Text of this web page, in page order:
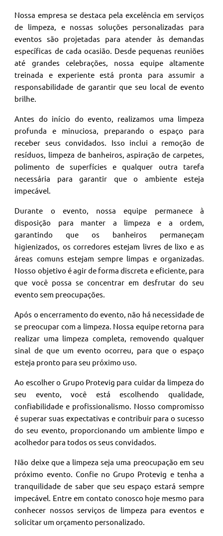
Nossa empresa se destaca pela excelência em serviços
de limpeza, e nossas soluções personalizadas para
eventos são projetadas para atender às demandas
específicas de cada ocasião. Desde pequenas reuniões
até grandes celebrações, nossa equipe altamente
treinada e experiente está pronta para assumir a
responsabilidade de garantir que seu local de evento
brilhe.
Antes do início do evento, realizamos uma limpeza
profunda e minuciosa, preparando o espaço para
receber seus convidados. Isso inclui a remoção de
resíduos, limpeza de banheiros, aspiração de carpetes,
polimento de superfícies e qualquer outra tarefa
necessária para garantir que o ambiente esteja
impecável.
Durante o evento, nossa equipe permanece à
disposição para manter a limpeza e a ordem,
garantindo que os banheiros permaneçam
higienizados, os corredores estejam livres de lixo e as
áreas comuns estejam sempre limpas e organizadas.
Nosso objetivo é agir de forma discreta e eficiente, para
que você possa se concentrar em desfrutar do seu
evento sem preocupações.
Após o encerramento do evento, não há necessidade de
se preocupar com a limpeza. Nossa equipe retorna para
realizar uma limpeza completa, removendo qualquer
sinal de que um evento ocorreu, para que o espaço
esteja pronto para seu próximo uso.
Ao escolher o Grupo Protevig para cuidar da limpeza do
seu evento, você está escolhendo qualidade,
confiabilidade e profissionalismo. Nosso compromisso
é superar suas expectativas e contribuir para o sucesso
do seu evento, proporcionando um ambiente limpo e
acolhedor para todos os seus convidados.
Não deixe que a limpeza seja uma preocupação em seu
próximo evento. Confie no Grupo Protevig e tenha a
tranquilidade de saber que seu espaço estará sempre
impecável. Entre em contato conosco hoje mesmo para
conhecer nossos serviços de limpeza para eventos e
solicitar um orçamento personalizado.